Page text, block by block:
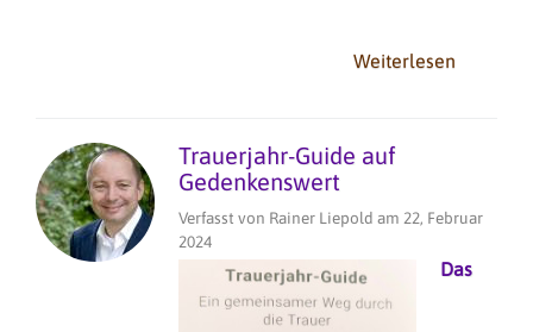
Weiterlesen
Trauerjahr-Guide auf
Gedenkenswert
Verfasst von Rainer Liepold am 22, Februar
2024
Das